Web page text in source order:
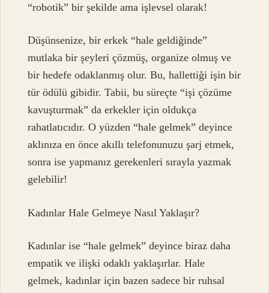
“robotik” bir şekilde ama işlevsel olarak!
Düşünsenize, bir erkek “hale geldiğinde”
mutlaka bir şeyleri çözmüş, organize olmuş ve
bir hedefe odaklanmış olur. Bu, hallettiği işin bir
tür ödülü gibidir. Tabii, bu süreçte “işi çözüme
kavuşturmak” da erkekler için oldukça
rahatlatıcıdır. O yüzden “hale gelmek” deyince
aklınıza en önce akıllı telefonunuzu şarj etmek,
sonra ise yapmanız gerekenleri sırayla yazmak
gelebilir!
Kadınlar Hale Gelmeye Nasıl Yaklaşır?
Kadınlar ise “hale gelmek” deyince biraz daha
empatik ve ilişki odaklı yaklaşırlar. Hale
gelmek, kadınlar için bazen sadece bir ruhsal